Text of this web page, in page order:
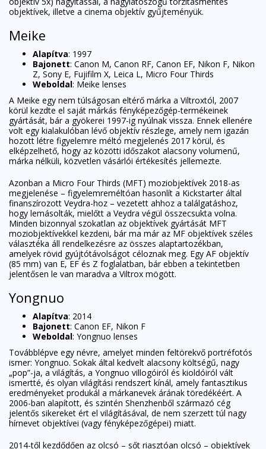
objektívek, illetve a cinema objektív gyűjteményük.
Meike
Alapítva: 1997
Bajonett: Canon M, Canon RF, Canon EF, Nikon F, Nikon
Z, Sony E, Fujifilm X, Leica L, Micro Four Thirds
Weboldal: Meike lenses
A Meike egy nem túlságosan eltérő márka a Viltroxtól, 2007
körül kezdte el saját márkás fényképezőgép-termékeinek
gyártását, bár a gyökerei 1997-ig nyúlnak vissza. Ennek ellenére
volt egy kialakulóban lévő objektív részlege, amely nem igazán
hozott létre figyelemre méltó megjelenés 2017 körül, és
elképzelhető, hogy az közötti időszakot alacsony volumenű,
márka nélküli, közvetlen vásárlói értékesítés jellemezte.
Azonban a Micro Four Thirds (MFT) moziobjektívek 2018-as
megjelenése – figyelemreméltóan hasonlít a Kickstarter által
finanszírozott Veydra-hoz – vezetett ahhoz a találgatáshoz,
hogy lemásolták, mielőtt a Veydra végül összecsukta volna.
Minden bizonnyal szokatlan az objektívek gyártását MFT
moziobjektívekkel kezdeni, bár ma már az MF objektívek széles
választéka áll rendelkezésre az összes alaptartozékban,
amelyek rövid gyújtótávolságot céloznak meg. Egy AF objektív
(85 mm) van E, EF és Z foglalatban, bár ebben a tekintetben
jelentősen le van maradva a Viltrox mögött.
Yongnuo
Alapítva: 2014
Bajonett: Canon EF, Nikon F
Weboldal: Yongnuo lenses
Továbblépve egy névre, amelyet minden feltörekvő portréfotós
ismer: Yongnuo. Sokak által kedvelt alacsony költségű, nagy
„pop”-ja, a világítás, a Yongnuo villogóiról és kioldóiról vált
ismertté, és olyan világítási rendszert kínál, amely fantasztikus
eredményeket produkál a márkanevek árának töredékéért. A
2006-ban alapított, és szintén Shenzhenből származó cég
jelentős sikereket ért el világításával, de nem szerzett túl nagy
hírnevet objektívei (vagy fényképezőgépei) miatt.
2014-től kezdődően az olcsó – sőt riasztóan olcsó – objektívek